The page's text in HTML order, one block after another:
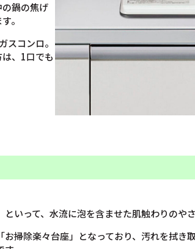
の鍋の焦げ
。
スコンロ。
、1口でも
といって、水流に泡を含ませた肌触わりのや
お掃除楽々台座」となっており、汚れを拭き